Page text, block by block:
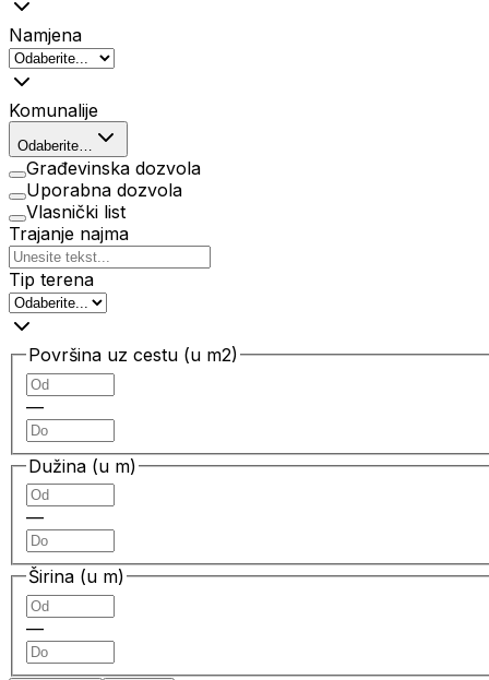
Namjena
Komunalije
Odaberite…
Građevinska dozvola
Uporabna dozvola
Vlasnički list
Trajanje najma
Tip terena
Površina uz cestu (u m2)
—
Dužina (u m)
—
Širina (u m)
—